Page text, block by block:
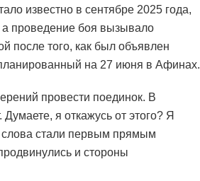
известно в сентябре 2025 года,
а проведение боя вызывало
после того, как был объявлен
на 27 июня в Афинах.
провести поединок. В
я откажусь от этого? Я
стали первым прямым
и стороны